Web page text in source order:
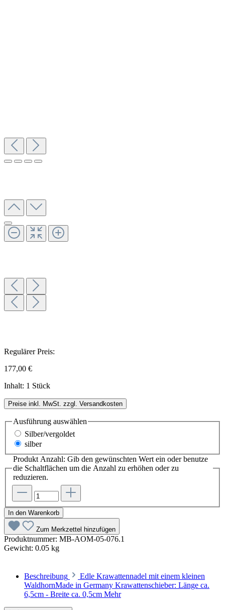
Regulärer Preis:
177,00 €
Inhalt: 1 Stück
Preise inkl. MwSt. zzgl. Versandkosten
Ausführung auswählen
Silber/vergoldet
silber
Produkt Anzahl: Gib den gewünschten Wert ein oder benutze
die Schaltflächen um die Anzahl zu erhöhen oder zu
reduzieren.
In den Warenkorb
Zum Merkzettel hinzufügen
Produktnummer: MB-AOM-05-076.1
Gewicht: 0.05 kg
Beschreibung
Edle Krawattennadel mit einem kleinen
WaldhornMade in Germany Krawattenschieber: Länge ca.
6,5cm - Breite ca. 0,5cm Mehr